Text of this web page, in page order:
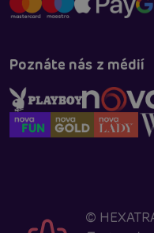
Poznáte nás z médií
©